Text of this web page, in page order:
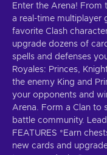
Enter the Arena! From
a real-time multiplayer
favorite Clash
upgrade dozens of
spells and defenses
Royales: Princes,
the enemy King and
your opponents and
Arena. Form a Clan to
battle community.
FEATURES *Earn
new cards and